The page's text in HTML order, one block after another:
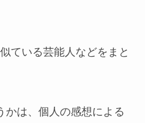
ている芸能人などをまと
かは、個人の感想による